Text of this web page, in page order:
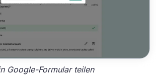
Google-Formular teilen